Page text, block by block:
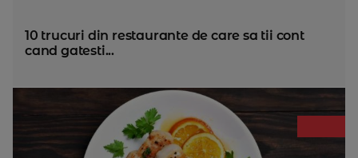
10 trucuri din restaurante de care sa tii cont
cand gatesti...